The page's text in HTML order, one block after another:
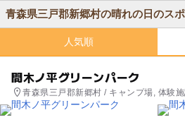
青森県三戸郡新郷村の晴れの日のス
人気順
間木ノ平グリーンパーク
青森県三戸郡新郷村 / キャンプ場, 体験
グ